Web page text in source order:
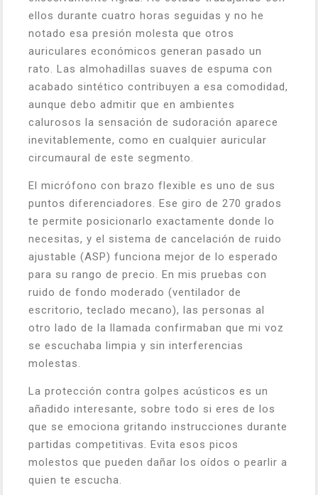
ellos durante cuatro horas seguidas y no he
notado esa presión molesta que otros
auriculares económicos generan pasado un
rato. Las almohadillas suaves de espuma con
acabado sintético contribuyen a esa comodidad,
aunque debo admitir que en ambientes
calurosos la sensación de sudoración aparece
inevitablemente, como en cualquier auricular
circumaural de este segmento.
El micrófono con brazo flexible es uno de sus
puntos diferenciadores. Ese giro de 270 grados
te permite posicionarlo exactamente donde lo
necesitas, y el sistema de cancelación de ruido
ajustable (ASP) funciona mejor de lo esperado
para su rango de precio. En mis pruebas con
ruido de fondo moderado (ventilador de
escritorio, teclado mecano), las personas al
otro lado de la llamada confirmaban que mi voz
se escuchaba limpia y sin interferencias
molestas.
La protección contra golpes acústicos es un
añadido interesante, sobre todo si eres de los
que se emociona gritando instrucciones durante
partidas competitivas. Evita esos picos
molestos que pueden dañar los oídos o pearlir a
quien te escucha.